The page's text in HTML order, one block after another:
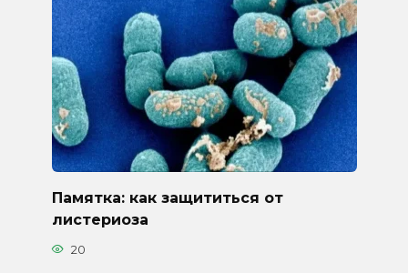
Памятка: как защититься от
листериоза
20